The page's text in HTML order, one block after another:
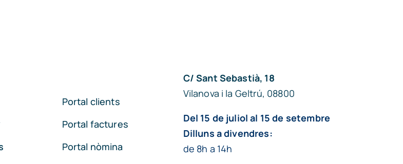
Portal clients
Portal factures
Portal nòmina
C/ Sant Sebastià, 18
Vilanova i la Geltrú, 08800
Del 15 de juliol al 15 de setembre
Dilluns a divendres:
de 8h a 14h